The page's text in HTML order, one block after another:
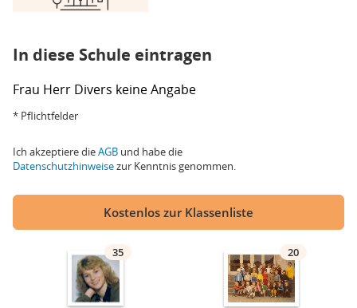
In diese Schule eintragen
Frau Herr Divers keine Angabe
* Pflichtfelder
Ich akzeptiere dieAGB und habe die
Datenschutzhinweisezur Kenntnis genommen.
Kostenlos zur Klassenliste
35 20